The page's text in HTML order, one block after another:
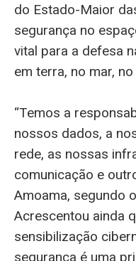
do Estado-Maior
segurança no
vital para a defesa
em terra, no mar,
“Temos a
nossos dados, a
rede, as nossas
comunicação e
Amoama, segundo
Acrescentou ainda
sensibilização
segurança é uma